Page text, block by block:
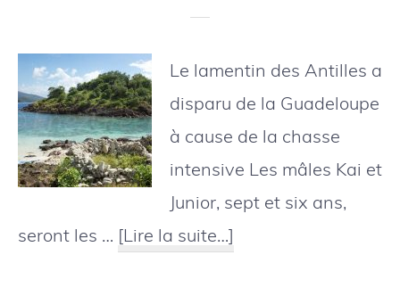
Le lamentin des Antilles a
disparu de la Guadeloupe
à cause de la chasse
intensive Les mâles Kai et
Junior, sept et six ans,
seront les … [Lire la suite…]